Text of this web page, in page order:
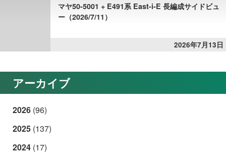
マヤ50-5001 + E491系 East-i-E 長編成サイドビュ
ー（2026/7/11）
2026年7月13日
アーカイブ
2026 (96)
2025 (137)
2024 (17)